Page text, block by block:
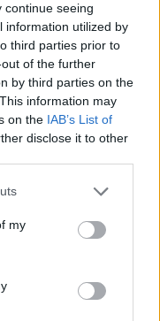
continue seeing
information utilized by
third parties prior to
of the further
by third parties on the
information may
on the IAB’s List of
disclose it to other
one or more Google
You may click to
third-party tags to
in below Google
my